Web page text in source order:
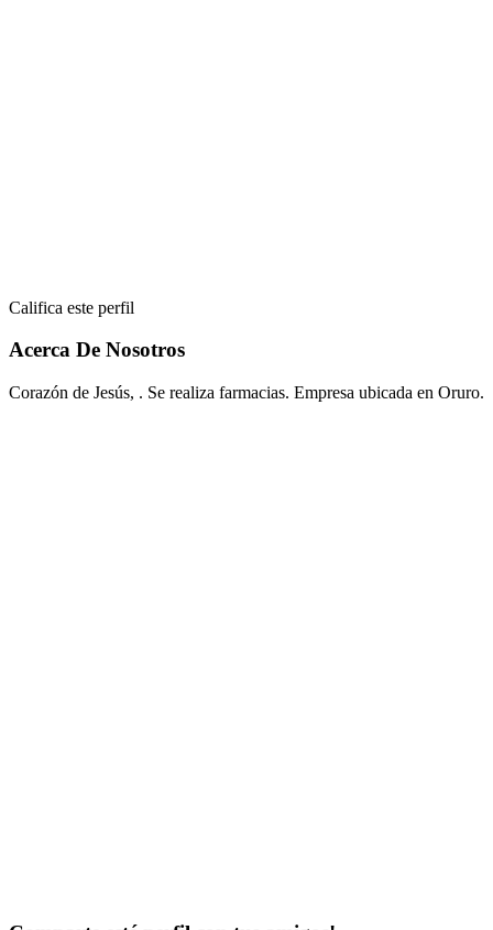
Califica este perfil
Acerca De Nosotros
Corazón de Jesús, . Se realiza farmacias. Empresa ubicada en Oruro.